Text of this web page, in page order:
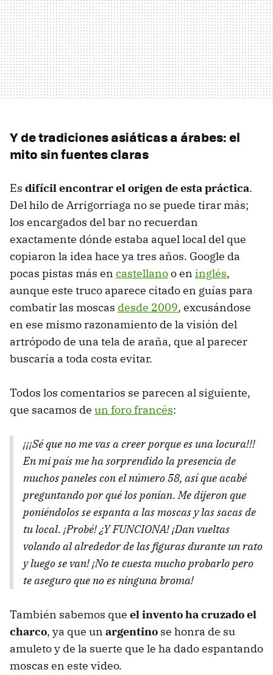
Y de tradiciones asiáticas a árabes: el
mito sin fuentes claras
Es difícil encontrar el origen de esta práctica.
Del hilo de Arrigorriaga no se puede tirar más;
los encargados del bar no recuerdan
exactamente dónde estaba aquel local del que
copiaron la idea hace ya tres años. Google da
pocas pistas más en castellanoo en inglés,
aunque este truco aparece citado en guías para
combatir las moscas desde 2009, excusándose
en ese mismo razonamiento de la visión del
artrópodo de una tela de araña, que al parecer
buscaría a toda costa evitar.
Todos los comentarios se parecen al siguiente,
que sacamos de un foro francés:
¡¡¡Sé que no me vas a creer porque es una locura!!!
En mi país me ha sorprendido la presencia de
muchos paneles con el número 58, así que acabé
preguntando por qué los ponían. Me dijeron que
poniéndolos se espanta a las moscas y las sacas de
tu local. ¡Probé! ¿Y FUNCIONA! ¡Dan vueltas
volando al alrededor de las figuras durante un rato
y luego se van! ¡No te cuesta mucho probarlo pero
te aseguro que no es ninguna broma!
También sabemos que el invento ha cruzado el
charco, ya que un argentino se honra de su
amuleto y de la suerte que le ha dado espantando
moscas en este video.